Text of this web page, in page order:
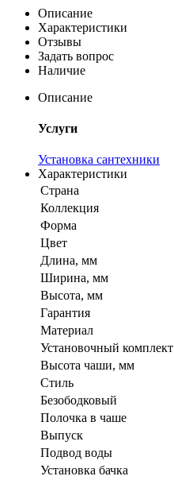
Описание
Характеристики
Отзывы
Задать вопрос
Наличие
Описание
Услуги
Установка сантехники
Характеристики
Страна
Коллекция
Форма
Цвет
Длина, мм
Ширина, мм
Высота, мм
Гарантия
Материал
Установочный комплект
Высота чаши, мм
Стиль
Безободковый
Полочка в чаше
Выпуск
Подвод воды
Установка бачка